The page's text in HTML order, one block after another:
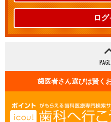
ロ
歯医者さん選びは賢く